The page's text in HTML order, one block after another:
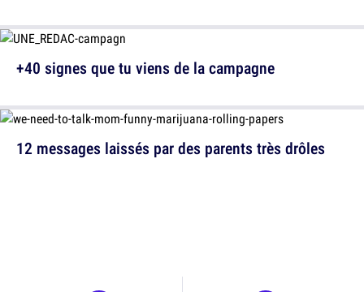
12 messages laissés par des parents très drôles
+40 signes que tu viens de la campagne